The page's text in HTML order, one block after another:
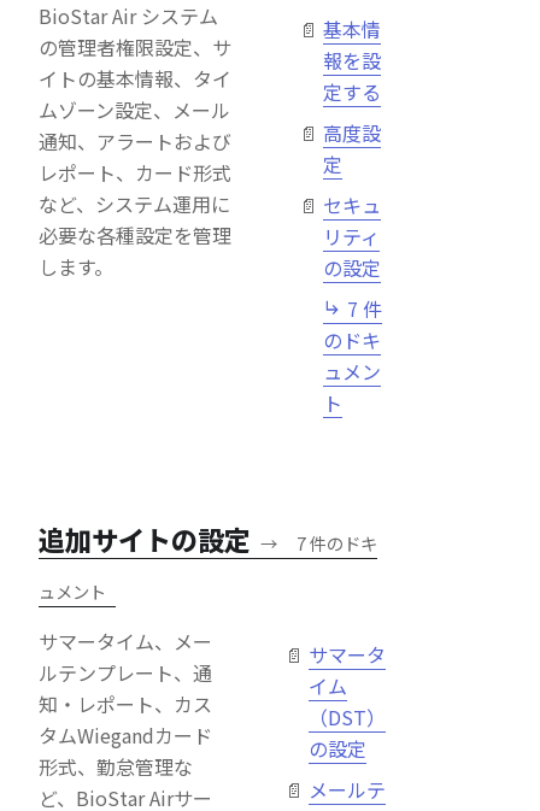
BioStar Air システム
の管理者権限設定、サ
イトの基本情報、タイ
ムゾーン設定、メール
通知、アラートおよび
レポート、カード形式
など、システム運用に
必要な各種設定を管理
します。
基本情
報を設
定する
高度設
定
セキュ
リティ
の設定
7 件
のドキ
ュメン
ト
追加サイトの設定 →
7 件のドキ
ュメント
サマータイム、メー
ルテンプレート、通
知・レポート、カス
タムWiegandカード
形式、勤怠管理な
ど、BioStar Airサー
サマータ
イム
（DST）
の設定
メールテ